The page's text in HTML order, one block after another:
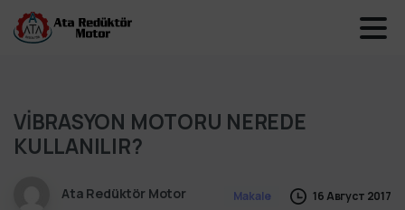
VİBRASYON MOTORU NEREDE
KULLANILIR?
Ata Redüktör Motor Makale 16 Август 2017